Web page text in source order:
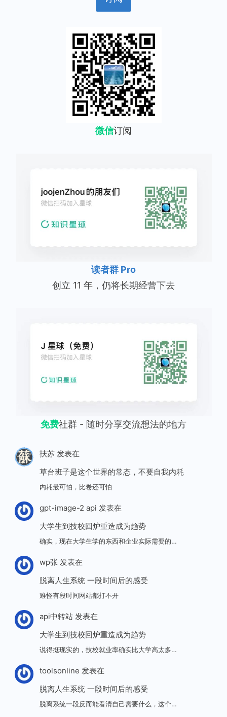
微信订阅
读者群 Pro
创立 11 年，仍将长期经营下去
免费社群 - 随时分享交流想法的地方
扶苏发表在
草台班子是这个世界的常态，不要自我内耗
内耗最可怕，比卷还可怕
gpt-image-2 api 发表在
大学生到技校回炉重造成为趋势
确实，现在大学生学的东西和企业实际需要的…
wp张发表在
脱离人生系统 一段时间后的感受
难怪有段时间网站都打不开
api中转站发表在
大学生到技校回炉重造成为趋势
说得挺现实的，技校就业率确实比大学高太多…
toolsonline 发表在
脱离人生系统 一段时间后的感受
脱离系统一段反而能看清自己需要什么，这个…